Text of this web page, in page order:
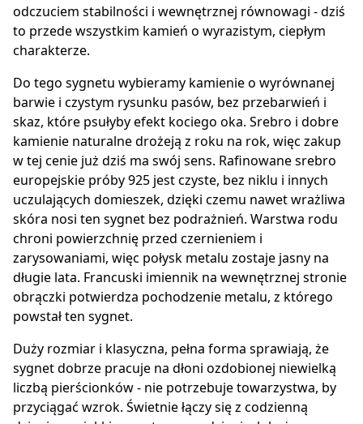
odczuciem stabilności i wewnętrznej równowagi - dziś
to przede wszystkim kamień o wyrazistym, ciepłym
charakterze.
Do tego sygnetu wybieramy kamienie o wyrównanej
barwie i czystym rysunku pasów, bez przebarwień i
skaz, które psułyby efekt kociego oka. Srebro i dobre
kamienie naturalne drożeją z roku na rok, więc zakup
w tej cenie już dziś ma swój sens. Rafinowane srebro
europejskie próby 925 jest czyste, bez niklu i innych
uczulających domieszek, dzięki czemu nawet wrażliwa
skóra nosi ten sygnet bez podrażnień. Warstwa rodu
chroni powierzchnię przed czernieniem i
zarysowaniami, więc połysk metalu zostaje jasny na
długie lata. Francuski imiennik na wewnętrznej stronie
obrączki potwierdza pochodzenie metalu, z którego
powstał ten sygnet.
Duży rozmiar i klasyczna, pełna forma sprawiają, że
sygnet dobrze pracuje na dłoni ozdobionej niewielką
liczbą pierścionków - nie potrzebuje towarzystwa, by
przyciągać wzrok. Świetnie łączy się z codzienną